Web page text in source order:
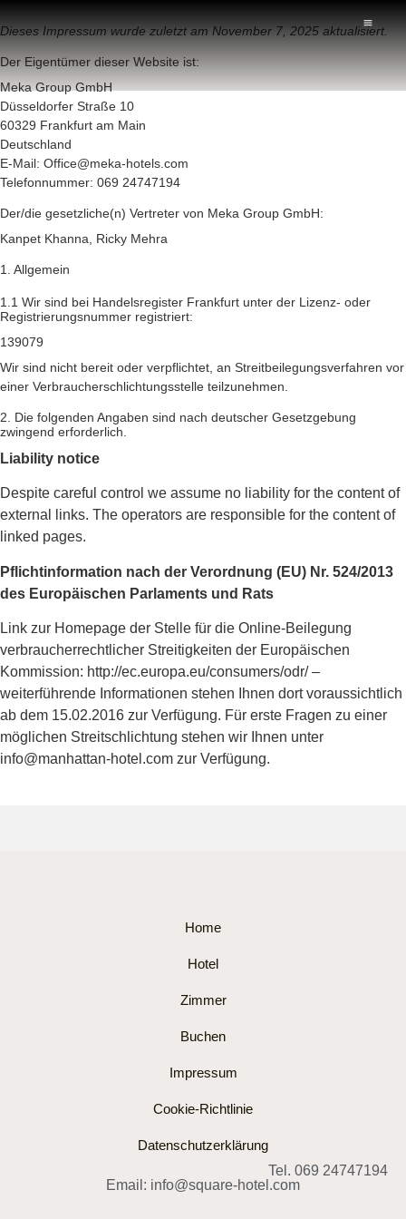
Dieses Impressum wurde zuletzt am November 7, 2025 aktualisiert.
Der Eigentümer dieser Website ist:
Meka Group GmbH
Düsseldorfer Straße 10
60329 Frankfurt am Main
Deutschland
E-Mail: Office@meka-hotels.com
Telefonnummer: 069 24747194
Der/die gesetzliche(n) Vertreter von Meka Group GmbH:
Kanpet Khanna, Ricky Mehra
1. Allgemein
1.1 Wir sind bei Handelsregister Frankfurt unter der Lizenz- oder
Registrierungsnummer registriert:
139079
Wir sind nicht bereit oder verpflichtet, an Streitbeilegungsverfahren vor
einer Verbraucherschlichtungsstelle teilzunehmen.
2. Die folgenden Angaben sind nach deutscher Gesetzgebung
zwingend erforderlich.
Liability notice
Despite careful control we assume no liability for the content of
external links. The operators are responsible for the content of
linked pages.
Pflichtinformation nach der Verordnung (EU) Nr. 524/2013
des Europäischen Parlaments und Rats
Link zur Homepage der Stelle für die Online-Beilegung
verbraucherrechtlicher Streitigkeiten der Europäischen
Kommission: http://ec.europa.eu/consumers/odr/ –
weiterführende Informationen stehen Ihnen dort voraussichtlich
ab dem 15.02.2016 zur Verfügung. Für erste Fragen zu einer
möglichen Streitschlichtung stehen wir Ihnen unter
info@manhattan-hotel.com zur Verfügung.
Home
Hotel
Zimmer
Buchen
Impressum
Cookie-Richtlinie
Datenschutzerklärung
Tel. 069 24747194
Email: info@square-hotel.com